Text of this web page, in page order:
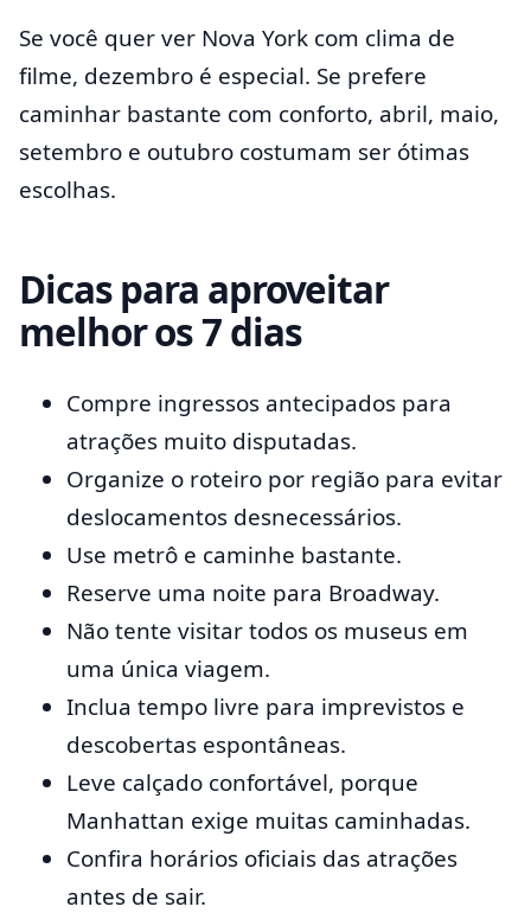
Se você quer ver Nova York com clima de
filme, dezembro é especial. Se prefere
caminhar bastante com conforto, abril, maio,
setembro e outubro costumam ser ótimas
escolhas.
Dicas para aproveitar
melhor os 7 dias
Compre ingressos antecipados para
atrações muito disputadas.
Organize o roteiro por região para evitar
deslocamentos desnecessários.
Use metrô e caminhe bastante.
Reserve uma noite para Broadway.
Não tente visitar todos os museus em
uma única viagem.
Inclua tempo livre para imprevistos e
descobertas espontâneas.
Leve calçado confortável, porque
Manhattan exige muitas caminhadas.
Confira horários oficiais das atrações
antes de sair.